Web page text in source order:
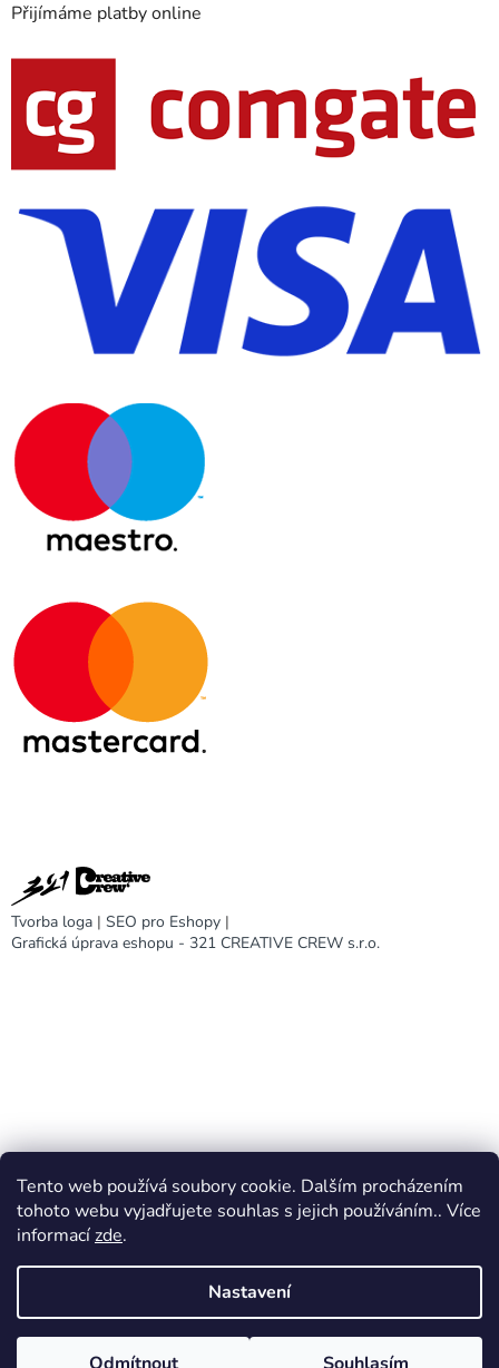
Tento web používá soubory cookie. Dalším procházením
tohoto webu vyjadřujete souhlas s jejich používáním.. Více
informacízde.
Nastavení
Přijímáme platby online
Tvorba loga | SEO pro Eshopy |
Grafická úprava eshopu - 321 CREATIVE CREW s.r.o.
DARA design
Vytvořil Shoptet